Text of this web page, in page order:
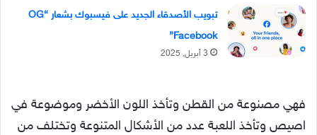
تبويب الأصدقاء الجديد على فيسبوك بشعار “OG
Facebook”
3 أبريل, 2025
فهي مصنوعة من القطن وتأخذ اللون الأخضر وموضوعة في
اصيص وتأخذ اللعبة عدد من الأشكال المتنوعة وتختلف من